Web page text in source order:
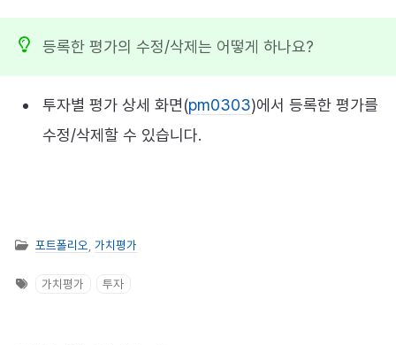
등록한 평가의 수정/삭제는 어떻게 하나요?
투자별 평가 상세 화면(pm0303)에서 등록한 평가를
수정/삭제할 수 있습니다.
포트폴리오 가치평가
가치평가 투자